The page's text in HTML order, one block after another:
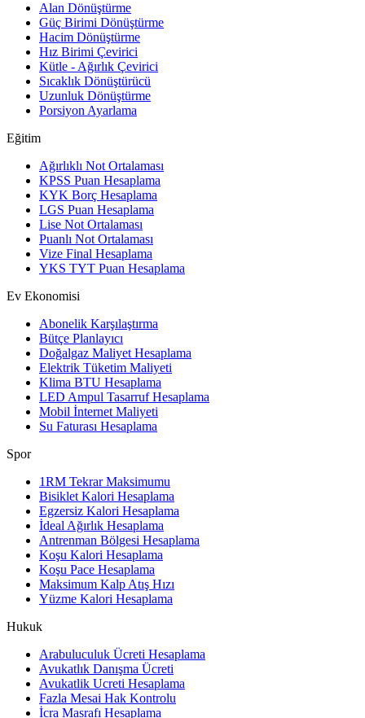
Alan Dönüştürme
Güç Birimi Dönüştürme
Hacim Dönüştürme
Hız Birimi Çevirici
Kütle - Ağırlık Çevirici
Sıcaklık Dönüştürücü
Uzunluk Dönüştürme
Porsiyon Ayarlama
Eğitim
Ağırlıklı Not Ortalaması
KPSS Puan Hesaplama
KYK Borç Hesaplama
LGS Puan Hesaplama
Lise Not Ortalaması
Puanlı Not Ortalaması
Vize Final Hesaplama
YKS TYT Puan Hesaplama
Ev Ekonomisi
Abonelik Karşılaştırma
Bütçe Planlayıcı
Doğalgaz Maliyet Hesaplama
Elektrik Tüketim Maliyeti
Klima BTU Hesaplama
LED Ampul Tasarruf Hesaplama
Mobil İnternet Maliyeti
Su Faturası Hesaplama
Spor
1RM Tekrar Maksimumu
Bisiklet Kalori Hesaplama
Egzersiz Kalori Hesaplama
İdeal Ağırlık Hesaplama
Antrenman Bölgesi Hesaplama
Koşu Kalori Hesaplama
Koşu Pace Hesaplama
Maksimum Kalp Atış Hızı
Yüzme Kalori Hesaplama
Hukuk
Arabuluculuk Ücreti Hesaplama
Avukatlık Danışma Ücreti
Avukatlik Ucreti Hesaplama
Fazla Mesai Hak Kontrolu
İcra Masrafı Hesaplama